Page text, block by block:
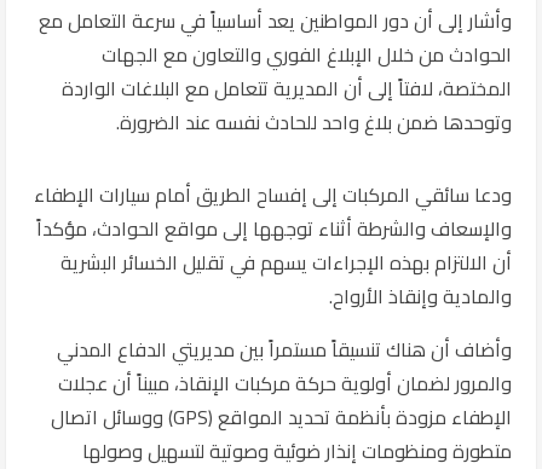
وأشار إلى أن دور المواطنين يعد أساسياً في سرعة التعامل مع
الحوادث من خلال الإبلاغ الفوري والتعاون مع الجهات
المختصة، لافتاً إلى أن المديرية تتعامل مع البلاغات الواردة
وتوحدها ضمن بلاغ واحد للحادث نفسه عند الضرورة.
ودعا سائقي المركبات إلى إفساح الطريق أمام سيارات الإطفاء
والإسعاف والشرطة أثناء توجهها إلى مواقع الحوادث، مؤكداً
أن الالتزام بهذه الإجراءات يسهم في تقليل الخسائر البشرية
والمادية وإنقاذ الأرواح.
وأضاف أن هناك تنسيقاً مستمراً بين مديريتي الدفاع المدني
والمرور لضمان أولوية حركة مركبات الإنقاذ، مبيناً أن عجلات
الإطفاء مزودة بأنظمة تحديد المواقع (GPS) ووسائل اتصال
متطورة ومنظومات إنذار ضوئية وصوتية لتسهيل وصولها